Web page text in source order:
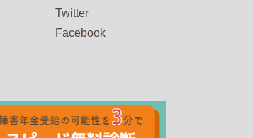
Twitter
Facebook